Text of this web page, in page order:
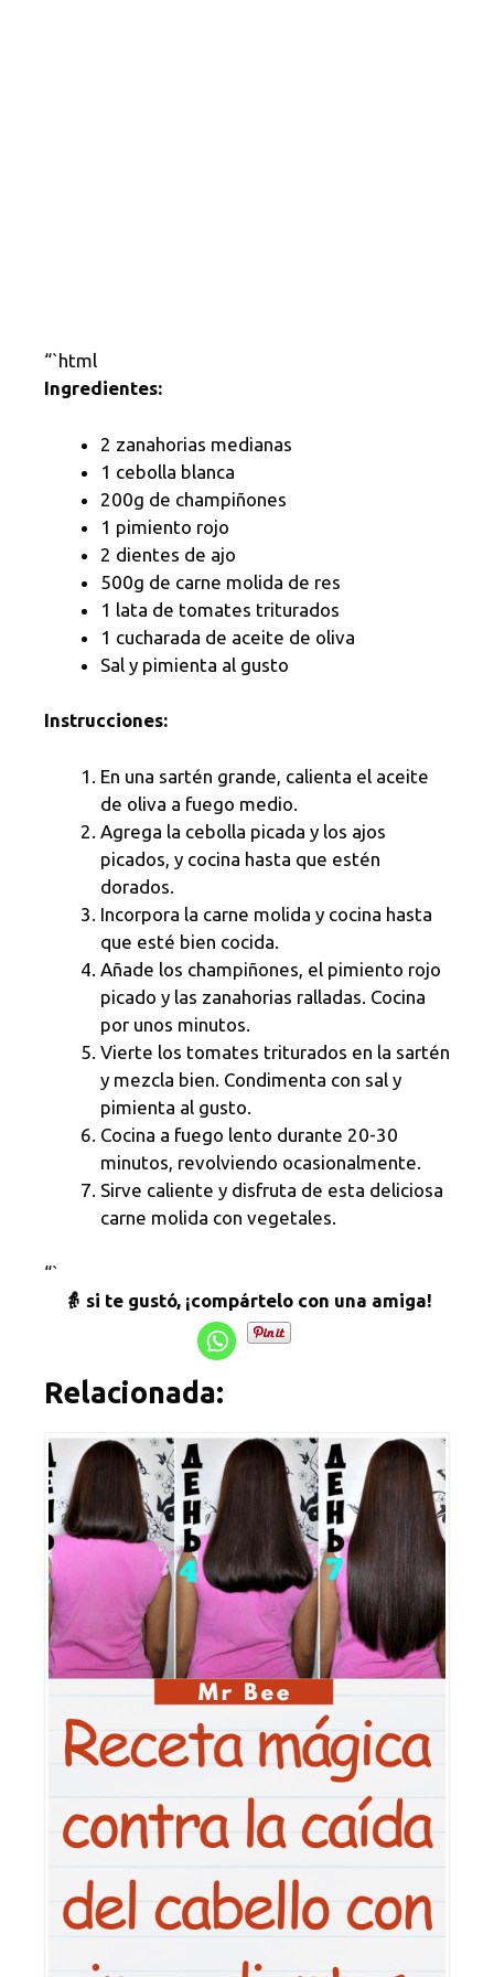
“`html
Ingredientes:
2 zanahorias medianas
1 cebolla blanca
200g de champiñones
1 pimiento rojo
2 dientes de ajo
500g de carne molida de res
1 lata de tomates triturados
1 cucharada de aceite de oliva
Sal y pimienta al gusto
Instrucciones:
En una sartén grande, calienta el aceite
de oliva a fuego medio.
Agrega la cebolla picada y los ajos
picados, y cocina hasta que estén
dorados.
Incorpora la carne molida y cocina hasta
que esté bien cocida.
Añade los champiñones, el pimiento rojo
picado y las zanahorias ralladas. Cocina
por unos minutos.
Vierte los tomates triturados en la sartén
y mezcla bien. Condimenta con sal y
pimienta al gusto.
Cocina a fuego lento durante 20-30
minutos, revolviendo ocasionalmente.
Sirve caliente y disfruta de esta deliciosa
carne molida con vegetales.
“`
👵 si te gustó, ¡compártelo con una amiga!
Relacionada: